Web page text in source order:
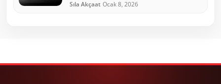
Sıla Akçaat Ocak 8, 2026